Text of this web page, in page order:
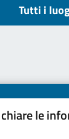
Tutti i
le